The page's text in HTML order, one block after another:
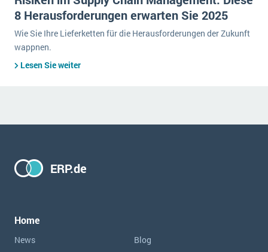
8 Herausforderungen erwarten Sie 2025
Wie Sie Ihre Lieferketten für die Herausforderungen der Zukunft
wappnen.
Lesen Sie weiter
ERP.de
Home
News
Blog